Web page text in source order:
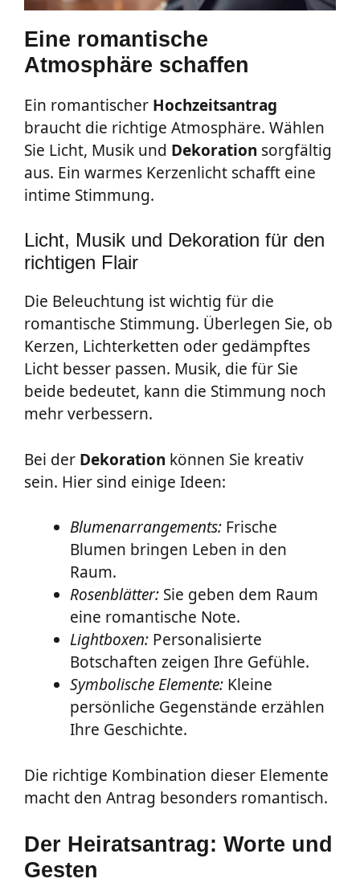
Eine romantische
Atmosphäre schaffen
Ein romantischer Hochzeitsantrag
braucht die richtige Atmosphäre. Wählen
Sie Licht, Musik und Dekoration sorgfältig
aus. Ein warmes Kerzenlicht schafft eine
intime Stimmung.
Licht, Musik und Dekoration für den
richtigen Flair
Die Beleuchtung ist wichtig für die
romantische Stimmung. Überlegen Sie, ob
Kerzen, Lichterketten oder gedämpftes
Licht besser passen. Musik, die für Sie
beide bedeutet, kann die Stimmung noch
mehr verbessern.
Bei der Dekoration können Sie kreativ
sein. Hier sind einige Ideen:
Blumenarrangements: Frische
Blumen bringen Leben in den
Raum.
Rosenblätter: Sie geben dem Raum
eine romantische Note.
Lightboxen: Personalisierte
Botschaften zeigen Ihre Gefühle.
Symbolische Elemente: Kleine
persönliche Gegenstände erzählen
Ihre Geschichte.
Die richtige Kombination dieser Elemente
macht den Antrag besonders romantisch.
Der Heiratsantrag: Worte und
Gesten